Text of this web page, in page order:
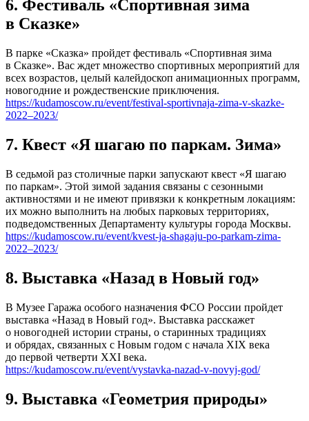
6. Фестиваль «Спортивная зима
в Сказке»
В парке «Сказка» пройдет фестиваль «Спортивная зима
в Сказке». Вас ждет множество спортивных мероприятий для
всех возрастов, целый калейдоскоп анимационных программ,
новогодние и рождественские приключения.
https://kudamoscow.ru/event/festival-sportivnaja-zima-v-skazke-
2022–2023/
7. Квест «Я шагаю по паркам. Зима»
В седьмой раз столичные парки запускают квест «Я шагаю
по паркам». Этой зимой задания связаны с сезонными
активностями и не имеют привязки к конкретным локациям:
их можно выполнить на любых парковых территориях,
подведомственных Департаменту культуры города Москвы.
https://kudamoscow.ru/event/kvest-ja-shagaju-po-parkam-zima-
2022–2023/
8. Выставка «Назад в Новый год»
В Музее Гаража особого назначения ФСО России пройдет
выставка «Назад в Новый год». Выставка расскажет
о новогодней истории страны, о старинных традициях
и обрядах, связанных с Новым годом с начала XIX века
до первой четверти XXI века.
https://kudamoscow.ru/event/vystavka-nazad-v-novyj-god/
9. Выставка «Геометрия природы»